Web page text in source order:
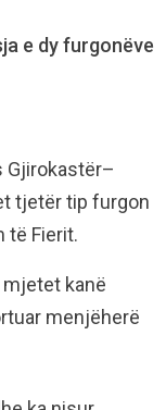
e dy furgonëve
Gjirokastër–
tjetër tip furgon
të Fierit.
mjetet kanë
menjëherë